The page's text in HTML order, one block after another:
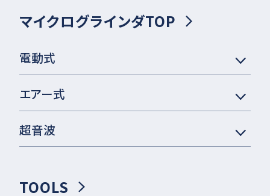
マイクログラインダTOP
電動式
エアー式
超音波
TOOLS